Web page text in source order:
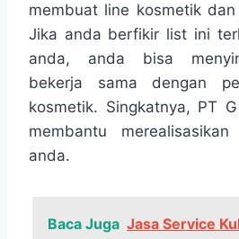
membuat line kosmetik
Jika anda berfikir list ini
anda, anda bisa
bekerja sama dengan
kosmetik. Singkatnya, PT
membantu
anda.
Baca Juga Jasa Service